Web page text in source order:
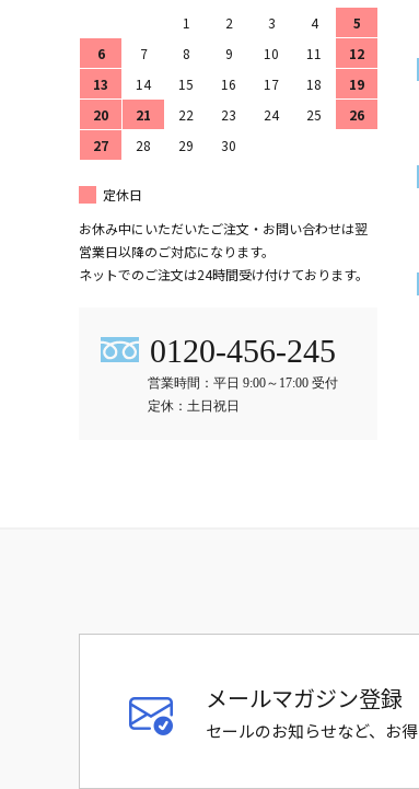
1 2 3 4
5
6
7 8 9 10 11
12
13
14 15 16 17 18
19
20
21 22 23 24 25
26
27
28 29 30
定休日
お休み中にいただいたご注文・お問い合わせは翌
営業日以降のご対応になります。
ネットでのご注文は24時間受け付けております。
0120-456-245
営業時間：平日 9:00～17:00 受付
定休：土日祝日
メールマガジン登録
セールのお知らせなど、お